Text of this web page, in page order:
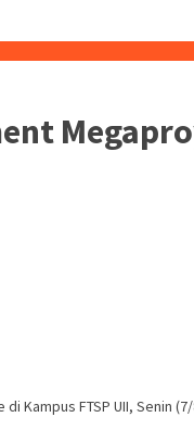
Kampus FTSP UII, Senin